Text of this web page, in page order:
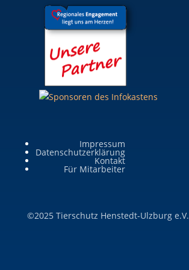
Impressum
Datenschutzerklärung
Kontakt
Für Mitarbeiter
©2025 Tierschutz Henstedt-Ulzburg e.V.